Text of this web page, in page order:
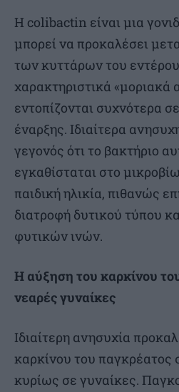
Η colibactin είναι μια
μπορεί να προκαλέσει
των κυττάρων του
χαρακτηριστικά
εντοπίζονται συχνότερα
έναρξης. Ιδιαίτερα
γεγονός ότι το βακτήριο
εγκαθίσταται στο
παιδική ηλικία, πιθανώς
διατροφή δυτικού τύπου
φυτικών ινών.
Η αύξηση του καρκίνου
νεαρές γυναίκες
Ιδιαίτερη ανησυχία
καρκίνου του παγκρέατος
κυρίως σε γυναίκες.